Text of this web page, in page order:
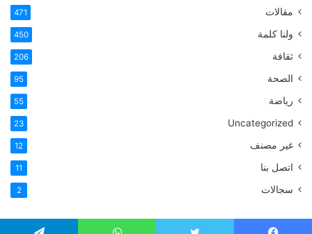
مقالات 471
ولنا كلمة 450
ثقافة 206
الصحة 95
رياضة 55
Uncategorized
23
غير مصنف 12
اتصل بنا 11
سجالات 2